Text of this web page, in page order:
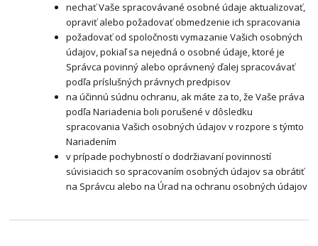
nechať Vaše spracovávané osobné údaje aktualizovať,
opraviť alebo požadovať obmedzenie ich spracovania
požadovať od spoločnosti vymazanie Vašich osobných
údajov, pokiaľ sa nejedná o osobné údaje, ktoré je
Správca povinný alebo oprávnený ďalej spracovávať
podľa príslušných právnych predpisov
na účinnú súdnu ochranu, ak máte za to, že Vaše práva
podľa Nariadenia boli porušené v dôsledku
spracovania Vašich osobných údajov v rozpore s týmto
Nariadením
v prípade pochybností o dodržiavaní povinností
súvisiacich so spracovaním osobných údajov sa obrátiť
na Správcu alebo na Úrad na ochranu osobných údajov